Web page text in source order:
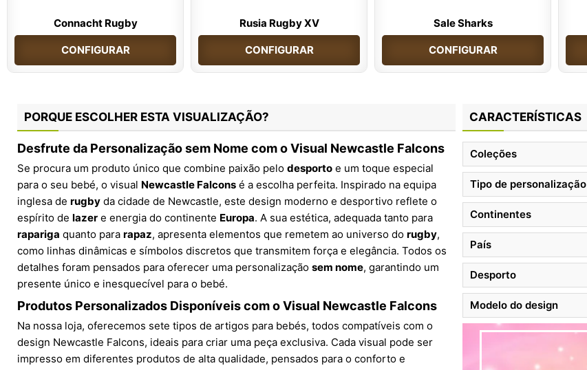
Connacht Rugby
CONFIGURAR
Rusia Rugby XV
CONFIGURAR
Sale Sharks
CONFIGURAR
PORQUE ESCOLHER ESTA VISUALIZAÇÃO?
Desfrute da Personalização sem Nome com o Visual Newcastle Falcons
Se procura um produto único que combine paixão pelo desporto e um toque especial
para o seu bebé, o visual Newcastle Falcons é a escolha perfeita. Inspirado na equipa
inglesa de rugby da cidade de Newcastle, este design moderno e desportivo reflete o
espírito de lazer e energia do continente Europa. A sua estética, adequada tanto para
rapariga quanto para rapaz, apresenta elementos que remetem ao universo do rugby,
como linhas dinâmicas e símbolos discretos que transmitem força e elegância. Todos os
detalhes foram pensados para oferecer uma personalização sem nome, garantindo um
presente único e inesquecível para o bebé.
Produtos Personalizados Disponíveis com o Visual Newcastle Falcons
Na nossa loja, oferecemos sete tipos de artigos para bebés, todos compatíveis com o
design Newcastle Falcons, ideais para criar uma peça exclusiva. Cada visual pode ser
impresso em diferentes produtos de alta qualidade, pensados para o conforto e
CARACTERÍSTICAS
Coleções
Tipo de personalização
Continentes
País
Desporto
Modelo do design